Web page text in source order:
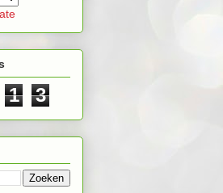
1 3